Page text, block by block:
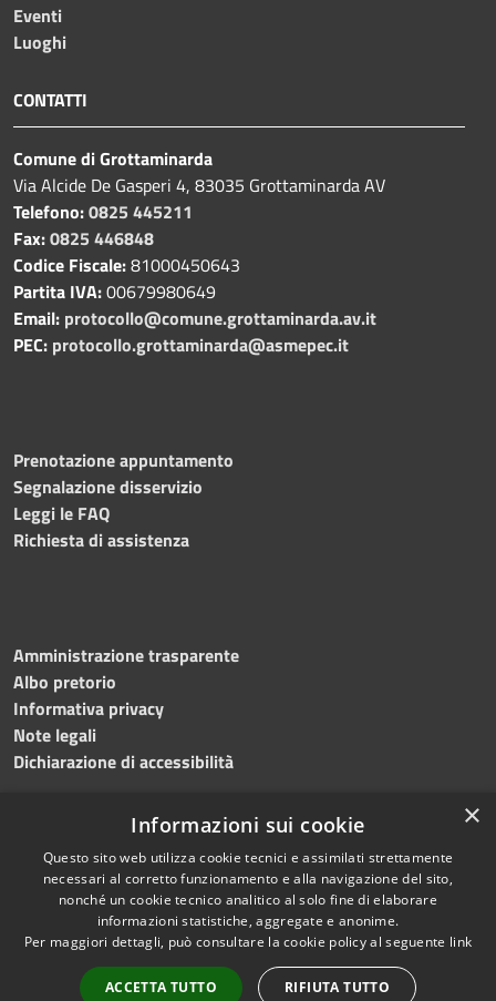
Eventi
Luoghi
CONTATTI
Comune di Grottaminarda
Via Alcide De Gasperi 4, 83035 Grottaminarda AV
Telefono:0825 445211
Fax:0825 446848
Codice Fiscale:81000450643
Partita IVA:00679980649
Email: protocollo@comune.grottaminarda.av.it
PEC: protocollo.grottaminarda@asmepec.it
Prenotazione appuntamento
Segnalazione disservizio
Leggi le FAQ
Richiesta di assistenza
Amministrazione trasparente
Albo pretorio
Informativa privacy
Note legali
Dichiarazione di accessibilità
RSS
Accessibilità
Cookie
Mappa del sito
Copyright © 2024 •
Comune diGrottaminarda
• Powered byMunicipium
•Redazione
×
Informazioni sui cookie
Questo sito web utilizza cookie tecnici e assimilati strettamente
necessari al corretto funzionamento e alla navigazione del sito,
nonché un cookie tecnico analitico al solo fine di elaborare
informazioni statistiche, aggregate e anonime.
Per maggiori dettagli, può consultare la cookie policy al seguente link
ACCETTA TUTTO RIFIUTA TUTTO